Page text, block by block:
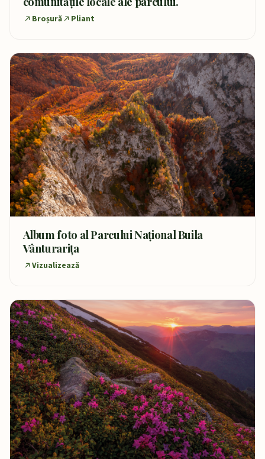
Broșură Pliant
Album foto al Parcului Național Buila
Vânturarița
Vizualizează